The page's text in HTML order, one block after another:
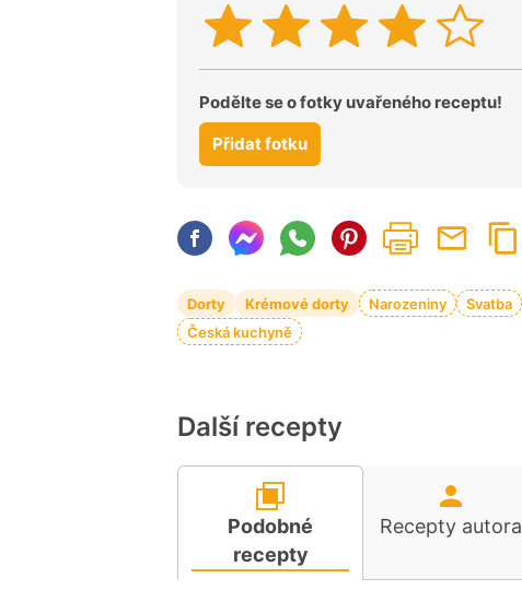
Podělte se o fotky uvařeného receptu!
Přidat fotku
Dorty Krémové dorty Narozeniny Svatba
Česká kuchyně
Další recepty
Podobné
recepty
Recepty autora